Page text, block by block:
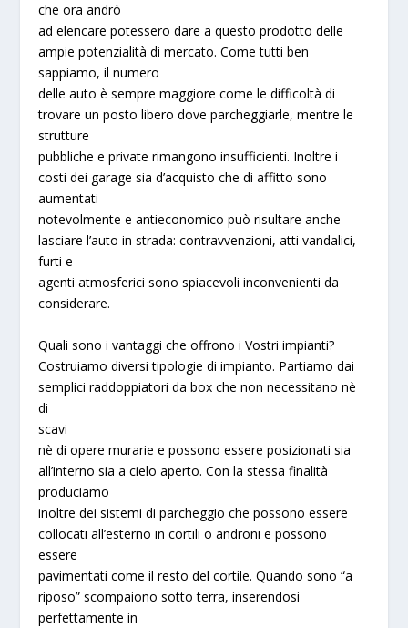
che ora andrò
ad elencare potessero dare a questo prodotto delle
ampie potenzialità di mercato. Come tutti ben
sappiamo, il numero
delle auto è sempre maggiore come le difficoltà di
trovare un posto libero dove parcheggiarle, mentre le
strutture
pubbliche e private rimangono insufficienti. Inoltre i
costi dei garage sia d’acquisto che di affitto sono
aumentati
notevolmente e antieconomico può risultare anche
lasciare l’auto in strada: contravvenzioni, atti vandalici,
furti e
agenti atmosferici sono spiacevoli inconvenienti da
considerare.
Quali sono i vantaggi che offrono i Vostri impianti?
Costruiamo diversi tipologie di impianto. Partiamo dai
semplici raddoppiatori da box che non necessitano nè
di
scavi
nè di opere murarie e possono essere posizionati sia
all’interno sia a cielo aperto. Con la stessa finalità
produciamo
inoltre dei sistemi di parcheggio che possono essere
collocati all’esterno in cortili o androni e possono
essere
pavimentati come il resto del cortile. Quando sono “a
riposo” scompaiono sotto terra, inserendosi
perfettamente in